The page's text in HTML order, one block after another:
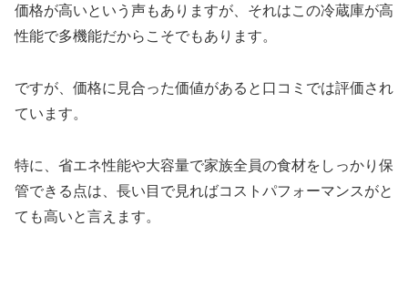
価格が高いという声もありますが、それはこの冷蔵庫が高
性能で多機能だからこそでもあります。
ですが、価格に見合った価値があると口コミでは評価され
ています。
特に、省エネ性能や大容量で家族全員の食材をしっかり保
管できる点は、長い目で見ればコストパフォーマンスがと
ても高いと言えます。